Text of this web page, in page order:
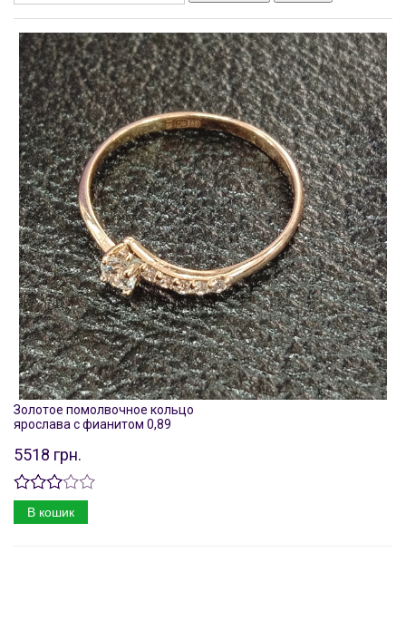
Золотое помолвочное кольцо
ярослава с фианитом 0,89
5518 грн.
В кошик